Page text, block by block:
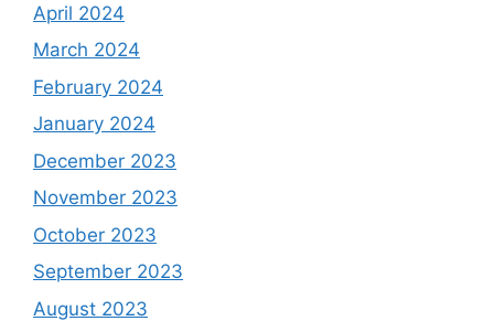
April 2024
March 2024
February 2024
January 2024
December 2023
November 2023
October 2023
September 2023
August 2023